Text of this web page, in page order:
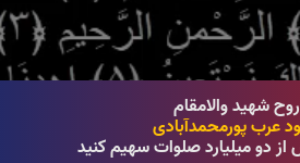
روح شهید والامقام
عرب پورمحمدآبادی
از دو میلیارد صلوات سهیم کنید